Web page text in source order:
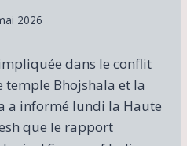
2026
dans le conflit
temple Bhojshala et la
a informé lundi la Haute
que le rapport